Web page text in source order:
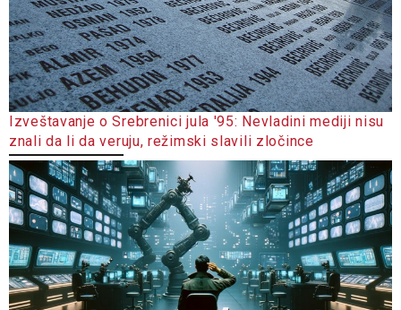
Izveštavanje o Srebrenici jula '95: Nevladini mediji nisu
znali da li da veruju, režimski slavili zločince